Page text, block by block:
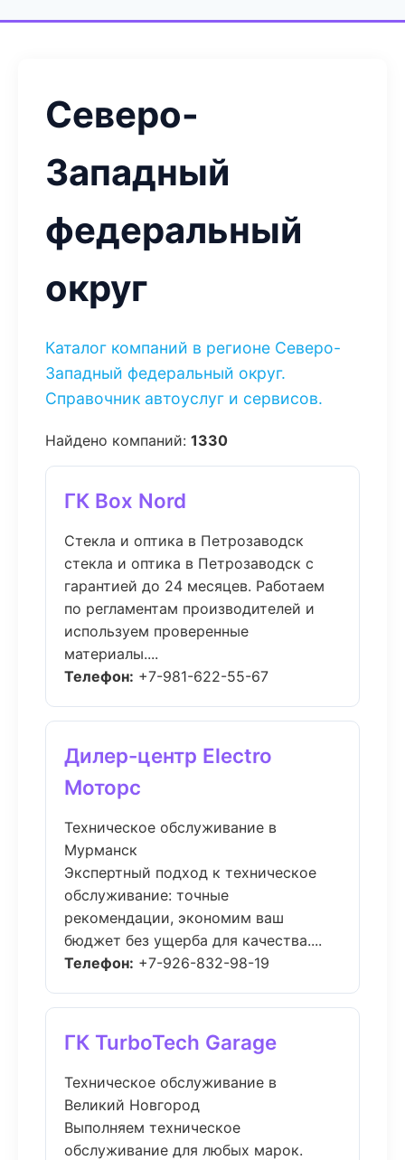
Северо-
Западный
федеральный
округ
Каталог компаний в регионе Северо-
Западный федеральный округ.
Справочник автоуслуг и сервисов.
Найдено компаний: 1330
ГК Box Nord
Стекла и оптика в Петрозаводск
стекла и оптика в Петрозаводск с
гарантией до 24 месяцев. Работаем
по регламентам производителей и
используем проверенные
материалы....
Телефон: +7-981-622-55-67
Дилер-центр Electro
Моторс
Техническое обслуживание в
Мурманск
Экспертный подход к техническое
обслуживание: точные
рекомендации, экономим ваш
бюджет без ущерба для качества....
Телефон: +7-926-832-98-19
ГК TurboTech Garage
Техническое обслуживание в
Великий Новгород
Выполняем техническое
обслуживание для любых марок.